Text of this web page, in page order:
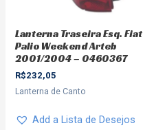
Lanterna Traseira Esq. Fiat
Palio Weekend Arteb
2001/2004 – 0460367
R$232,05
Lanterna de Canto
Add a Lista de Desejos